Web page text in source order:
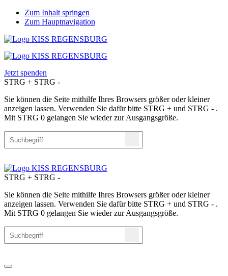
Zum Inhalt springen
Zum Hauptnavigation
Jetzt spenden
STRG + STRG -
Sie können die Seite mithilfe Ihres Browsers größer oder kleiner
anzeigen lassen. Verwenden Sie dafür bitte STRG + und STRG - .
Mit STRG 0 gelangen Sie wieder zur Ausgangsgröße.
STRG + STRG -
Sie können die Seite mithilfe Ihres Browsers größer oder kleiner
anzeigen lassen. Verwenden Sie dafür bitte STRG + und STRG - .
Mit STRG 0 gelangen Sie wieder zur Ausgangsgröße.